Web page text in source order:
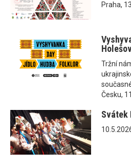
Praha,
Tržní
Česku,
Svátek